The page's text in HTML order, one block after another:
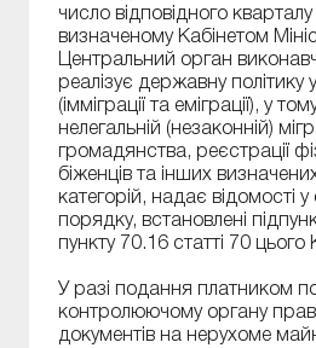
число відповідного
визначеному Кабінетом
Центральний орган
реалізує державну політику у
(імміграції та еміграції), у
нелегальній (незаконній)
громадянства, реєстрації
біженців та інших
категорій, надає відомості
порядку, встановлені
пункту 70.16 статті 70 цього
У разі подання платником
контролюючому органу
документів на нерухоме